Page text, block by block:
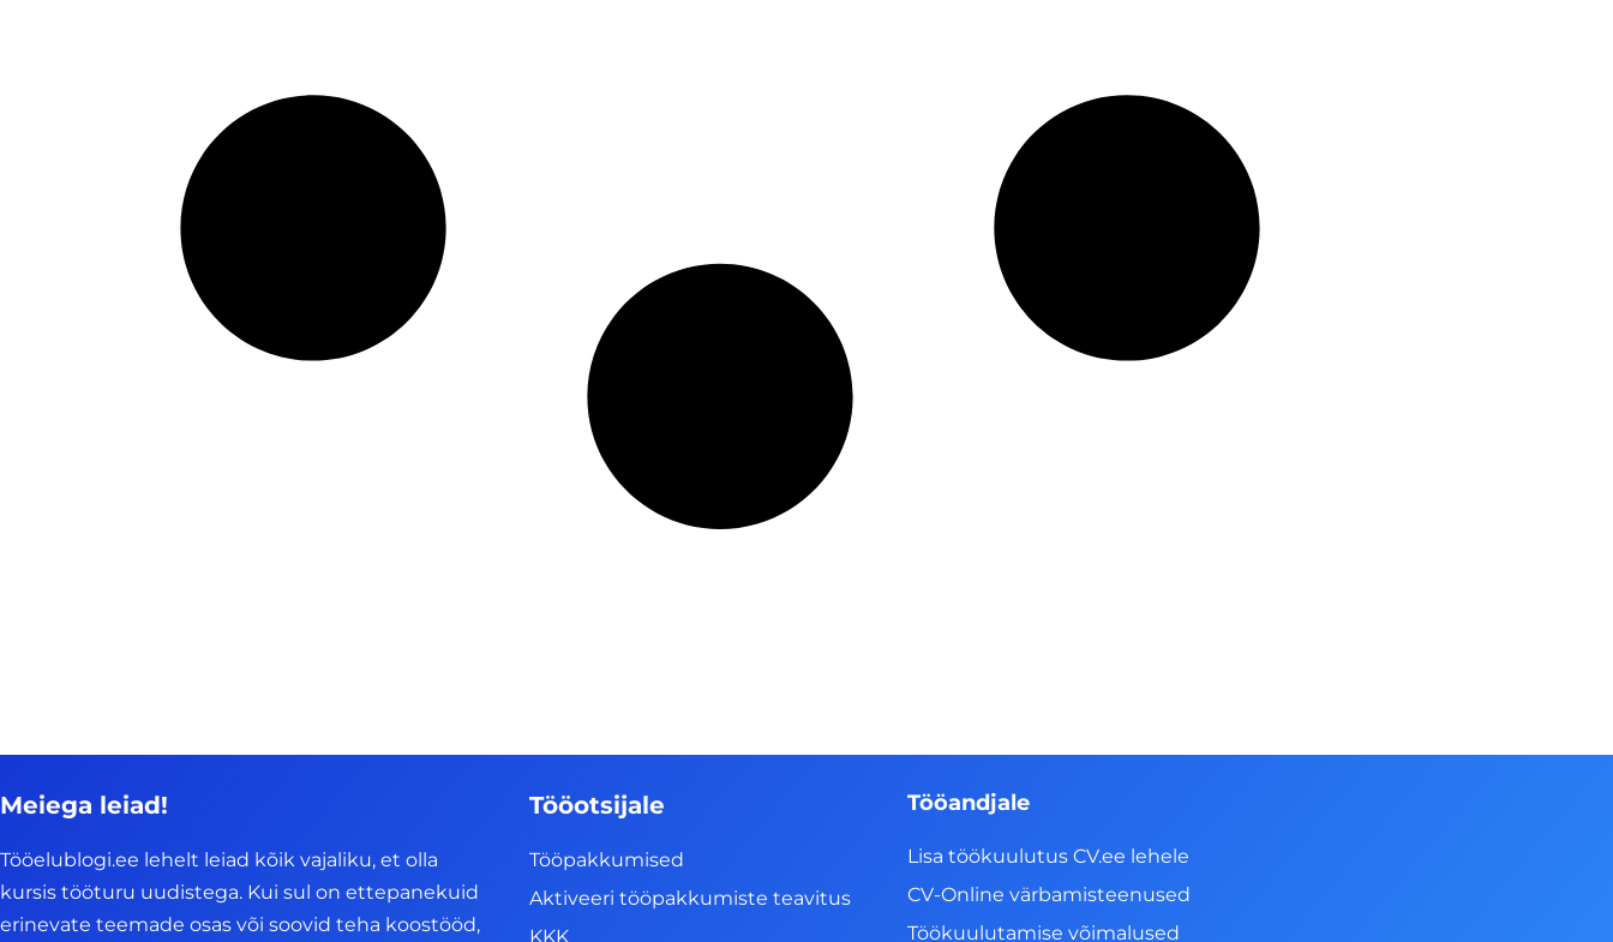
Meiega leiad!
Tööelublogi.ee lehelt leiad kõik vajaliku, et olla
kursis tööturu uudistega. Kui sul on ettepanekuid
erinevate teemade osas või soovid teha koostööd,
Tööotsijale
Tööpakkumised
Aktiveeri tööpakkumiste teavitus
KKK
Tööandjale
Lisa töökuulutus CV.ee lehele
CV-Online värbamisteenused
Töökuulutamise võimalused